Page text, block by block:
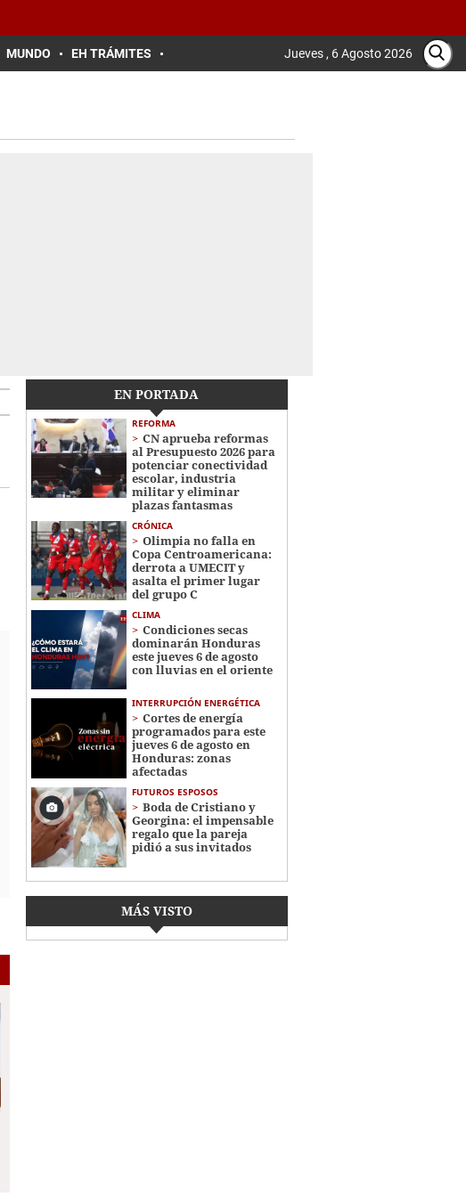
MUNDO EH TRÁMITES Jueves , 6 Agosto 2026
EN PORTADA
REFORMA
CN aprueba reformas
al Presupuesto 2026 para
potenciar conectividad
escolar, industria
militar y eliminar
plazas fantasmas
CRÓNICA
Olimpia no falla en
Copa Centroamericana:
derrota a UMECIT y
asalta el primer lugar
del grupo C
CLIMA
Condiciones secas
dominarán Honduras
este jueves 6 de agosto
con lluvias en el oriente
INTERRUPCIÓN ENERGÉTICA
Cortes de energía
programados para este
jueves 6 de agosto en
Honduras: zonas
afectadas
FUTUROS ESPOSOS
Boda de Cristiano y
Georgina: el impensable
regalo que la pareja
pidió a sus invitados
MÁS VISTO